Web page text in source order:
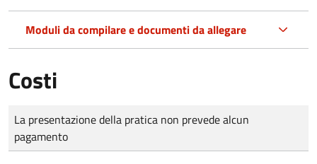
Moduli da compilare e documenti da allegare
Costi
Tipo di pagamento
Importo
La presentazione della pratica non prevede alcun
pagamento